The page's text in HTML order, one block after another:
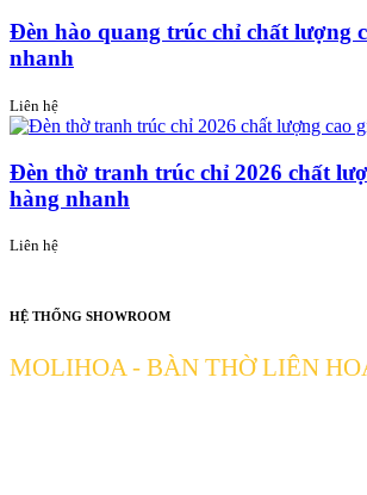
Đèn hào quang trúc chỉ chất lượng
nhanh
Liên hệ
Đèn thờ tranh trúc chỉ 2026 chất
hàng nhanh
Liên hệ
HỆ THỐNG SHOWROOM
MOLIHOA - BÀN THỜ LIÊN